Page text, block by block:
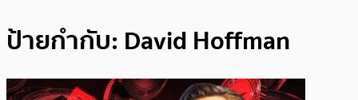
ป้ายกำกับ: David Hoffman